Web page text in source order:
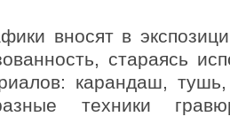
вносят в
ста­ра­ясь
каран­даш, тушь,
техники